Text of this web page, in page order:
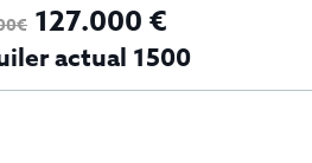
127.000 €
actual 1500